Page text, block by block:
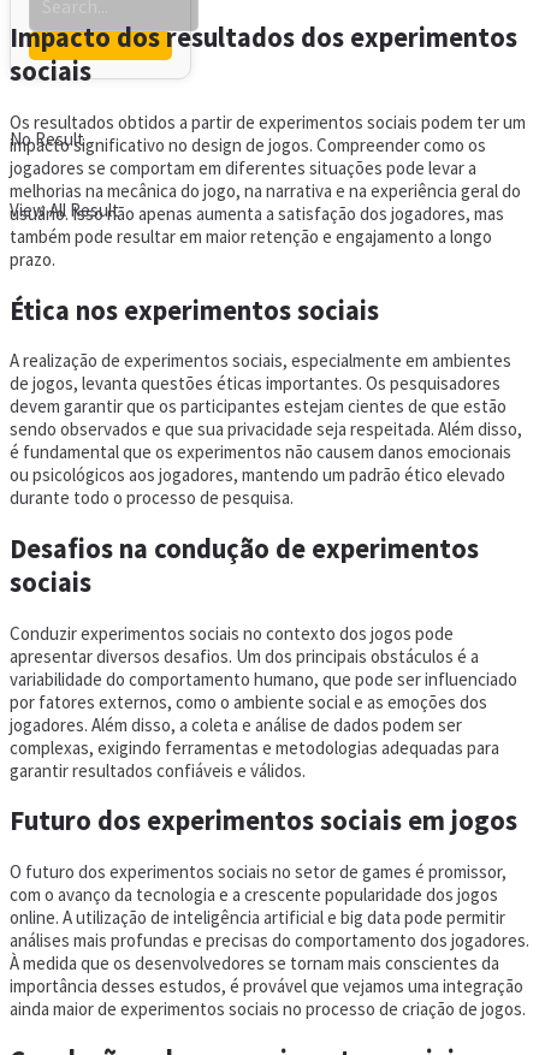
No Result
View All Result
Impacto dos resultados dos experimentos
sociais
Os resultados obtidos a partir de experimentos sociais podem ter um
impacto significativo no design de jogos. Compreender como os
jogadores se comportam em diferentes situações pode levar a
melhorias na mecânica do jogo, na narrativa e na experiência geral do
usuário. Isso não apenas aumenta a satisfação dos jogadores, mas
também pode resultar em maior retenção e engajamento a longo
prazo.
Ética nos experimentos sociais
A realização de experimentos sociais, especialmente em ambientes
de jogos, levanta questões éticas importantes. Os pesquisadores
devem garantir que os participantes estejam cientes de que estão
sendo observados e que sua privacidade seja respeitada. Além disso,
é fundamental que os experimentos não causem danos emocionais
ou psicológicos aos jogadores, mantendo um padrão ético elevado
durante todo o processo de pesquisa.
Desafios na condução de experimentos
sociais
Conduzir experimentos sociais no contexto dos jogos pode
apresentar diversos desafios. Um dos principais obstáculos é a
variabilidade do comportamento humano, que pode ser influenciado
por fatores externos, como o ambiente social e as emoções dos
jogadores. Além disso, a coleta e análise de dados podem ser
complexas, exigindo ferramentas e metodologias adequadas para
garantir resultados confiáveis e válidos.
Futuro dos experimentos sociais em jogos
O futuro dos experimentos sociais no setor de games é promissor,
com o avanço da tecnologia e a crescente popularidade dos jogos
online. A utilização de inteligência artificial e big data pode permitir
análises mais profundas e precisas do comportamento dos jogadores.
À medida que os desenvolvedores se tornam mais conscientes da
importância desses estudos, é provável que vejamos uma integração
ainda maior de experimentos sociais no processo de criação de jogos.